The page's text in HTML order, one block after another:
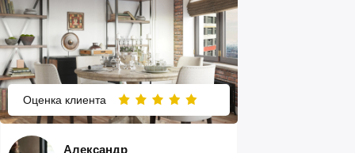
Оценка клиента
Александр